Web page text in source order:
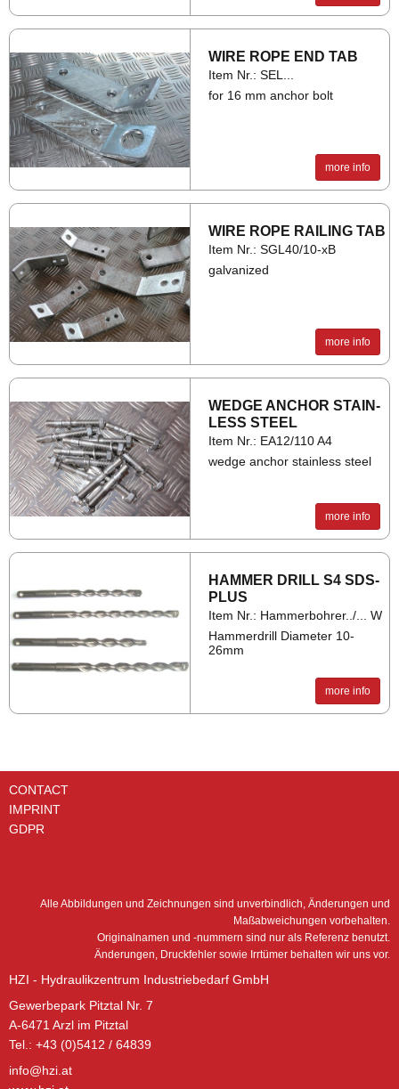
WIRE ROPE END TAB
Item Nr.: SEL...
for 16 mm anchor bolt
more info
WIRE ROPE RAIL­ING TAB
Item Nr.: SGL40/10-xB
galvanized
more info
WEDGE AN­CHOR STAIN­
LESS STEEL
Item Nr.: EA12/110 A4
wedge anchor stainless steel
more info
HAM­MER DRILL S4 SDS-
PLUS
Item Nr.: Hammerbohrer../... W
Hammerdrill Diameter 10-
26mm
more info
CONTACT
IMPRINT
GDPR
Alle Abbildungen und Zeichnungen sind unverbindlich, Änderungen und
Maßabweichungen vorbehalten.
Originalnamen und -nummern sind nur als Referenz benutzt.
Änderungen, Druckfehler sowie Irrtümer behalten wir uns vor.
HZI - Hydraulikzentrum Industriebedarf GmbH
Gewerbepark Pitztal Nr. 7
A-6471 Arzl im Pitztal
Tel.: +43 (0)5412 / 64839
info@hzi.at